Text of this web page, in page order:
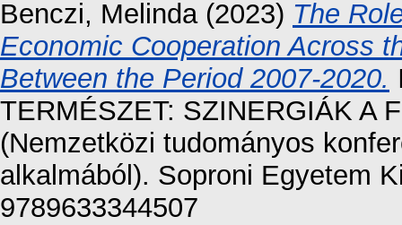
Benczi, Melinda(2023) The
Economic Cooperation Across
Between the Period 2007-2020.
TERMÉSZET: SZINERGIÁK A
(Nemzetközi tudományos
alkalmából). Soproni Egyetem
9789633344507